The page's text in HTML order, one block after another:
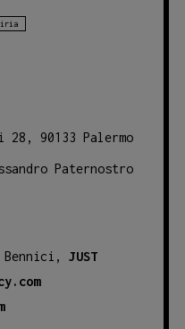
90133 Palermo
Paternostro
Bennici, JUST